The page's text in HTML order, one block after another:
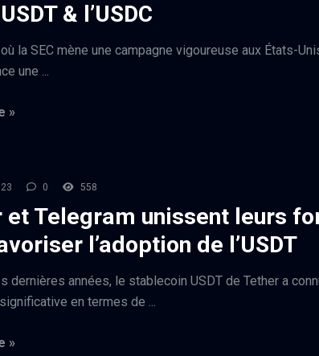
& l’USDC
la SEC mène une campagne vigoureuse aux États-
une ...
»
0 558
et Telegram unissent leurs
l’adoption de l’USDT
dernières années, le stablecoin USDT de Tether a
en termes de ...
»